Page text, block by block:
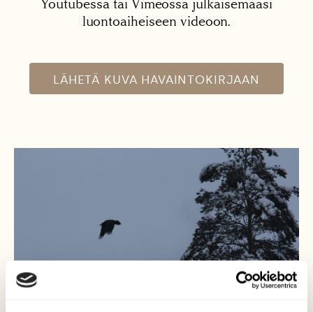
Youtubessa tai Vimeossa julkaisemaasi
luontoaiheiseen videoon.
LÄHETÄ KUVA HAVAINTOKIRJAAN